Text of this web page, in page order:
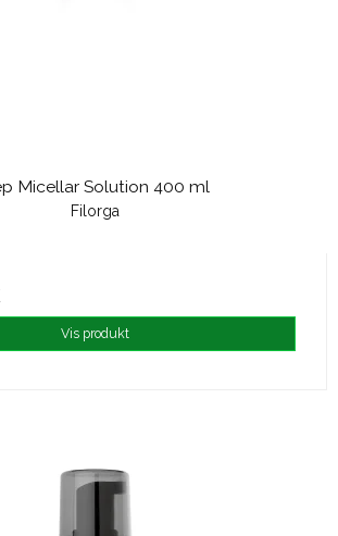
Micellar Solution 400 ml
Filorga
Vis produkt